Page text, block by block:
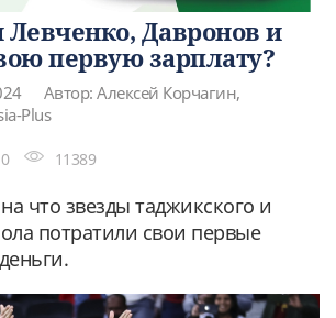
Давронов и
первую зарплату?
Автор: Алексей Корчагин,
Plus
0 11389
что звезды таджикского и
потратили свои первые